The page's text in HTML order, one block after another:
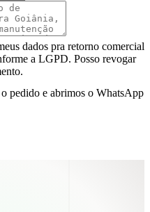
dados pra retorno comercial
a LGPD. Posso revogar
pedido e abrimos o WhatsApp